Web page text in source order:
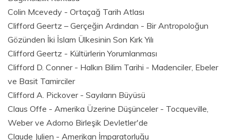
Colin Mcevedy - Ortaçağ Tarih Atlası
Clifford Geertz – Gerçeğin Ardından - Bir Antropoloğun
Gözünden İki İslam Ülkesinin Son Kırk Yılı
Clifford Geertz - Kültürlerin Yorumlanması
Clifford D. Conner - Halkın Bilim Tarihi - Madenciler, Ebeler
ve Basit Tamirciler
Clifford A. Pickover - Sayıların Büyüsü
Claus Offe - Amerika Üzerine Düşünceler - Tocqueville,
Weber ve Adorno Birleşik Devletler'de
Claude Julien - Amerikan İmparatorluğu